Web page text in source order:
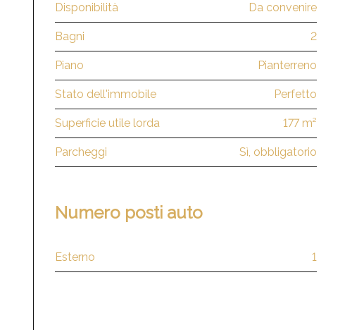
Disponibilità Da convenire
Bagni 2
Piano Pianterreno
Stato dell'immobile Perfetto
Superficie utile lorda 177 m²
Parcheggi Sì, obbligatorio
Numero posti auto
Esterno 1